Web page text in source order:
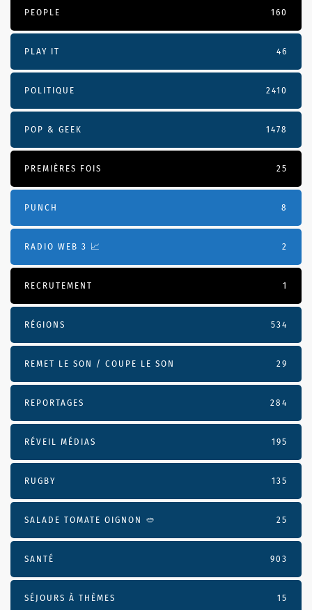
PEOPLE 160
PLAY IT 46
POLITIQUE 2410
POP & GEEK 1478
PREMIÈRES FOIS 25
PUNCH 8
RADIO WEB 3 📈 2
RECRUTEMENT 1
RÉGIONS 534
REMET LE SON / COUPE LE SON 29
REPORTAGES 284
RÉVEIL MÉDIAS 195
RUGBY 135
SALADE TOMATE OIGNON 🥙 25
SANTÉ 903
SÉJOURS À THÈMES 15